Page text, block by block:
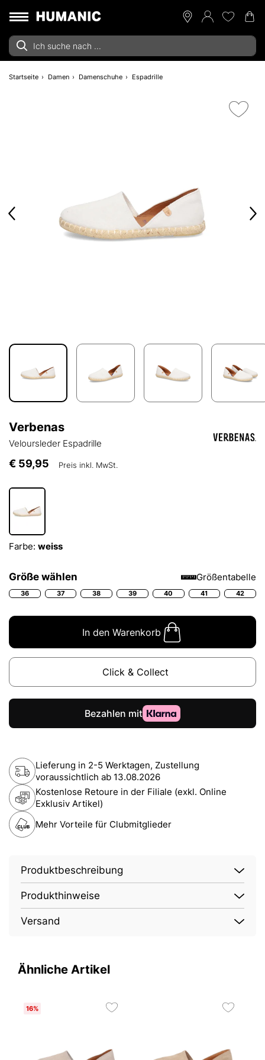
Startseite Damen Damenschuhe Espadrille
Verbenas
Veloursleder Espadrille
€ 59,95 Preis inkl. MwSt.
Farbe: weiss
Größe wählen Größentabelle
36 37 38 39 40 41 42
In den Warenkorb
Click & Collect
Lieferung in 2-5 Werktagen, Zustellung
voraussichtlich ab 13.08.2026
Kostenlose Retoure in der Filiale (exkl. Online
Exklusiv Artikel)
Mehr Vorteile für Clubmitglieder
Produktbeschreibung
Produkthinweise
Versand
Ähnliche Artikel
16%